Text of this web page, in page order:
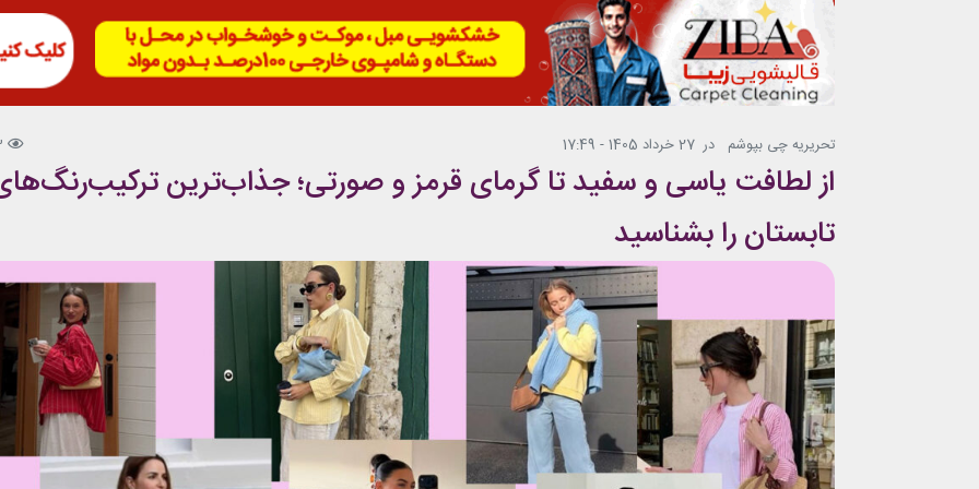
تحریریه چی بپوشم در 27 خرداد 1405 - 17:49
از لطافت یاسی و سفید تا گرمای قرمز و صورتی؛ جذاب‌ترین
تابستان را بشناسید